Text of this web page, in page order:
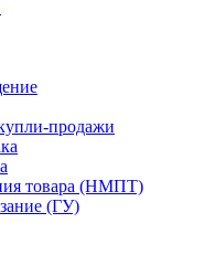
продажи
товара (НМПТ)
(ГУ)